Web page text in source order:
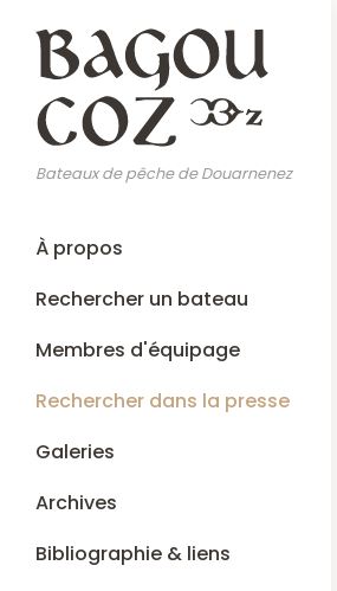
contenu
principal
Bateaux de pêche de Douarnenez
Main
navigation
À propos
Rechercher un bateau
Membres d'équipage
Rechercher dans la presse
Galeries
Archives
Bibliographie & liens